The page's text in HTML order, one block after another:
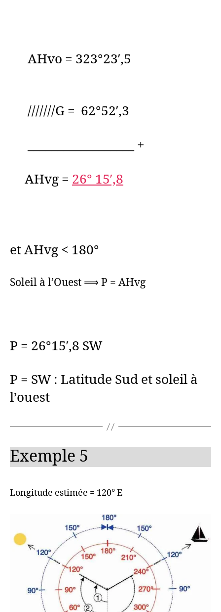
AHvo = 323°23′,5
///////G = 62°52′,3
__________________ +
AHvg = 26° 15′,8
et AHvg < 180°
Soleil à l’Ouest ⟹ P = AHvg
P = 26°15′,8 SW
P = SW : Latitude Sud et soleil à
l’ouest
Exemple 5
Longitude estimée = 120° E